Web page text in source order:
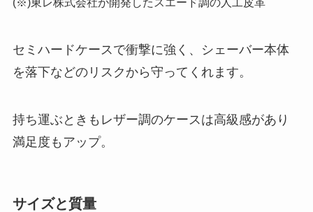
セミハードケースで衝撃に強く、シェーバー本体
を落下などのリスクから守ってくれます。
持ち運ぶときもレザー調のケースは高級感があり
満足度もアップ。
サイズと質量